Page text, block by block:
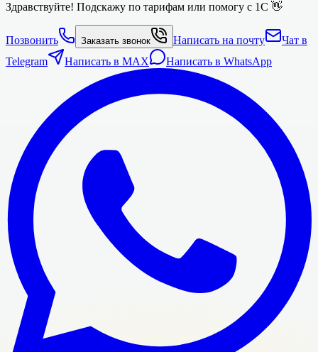
Здравствуйте! Подскажу по тарифам или помогу с 1С 👋
Позвонить Заказать звонок Написать на почту
Чат в
Telegram
Написать в MAX Написать в WhatsApp